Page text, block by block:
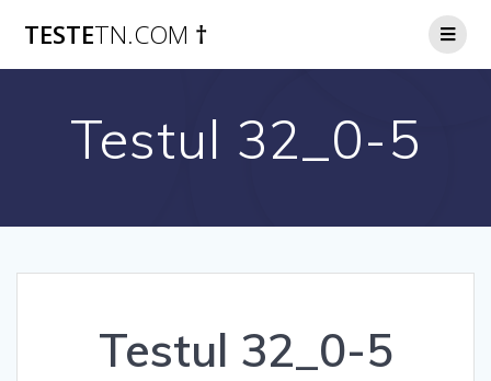
TESTETN.COM †
Testul 32_0-5
Testul 32_0-5